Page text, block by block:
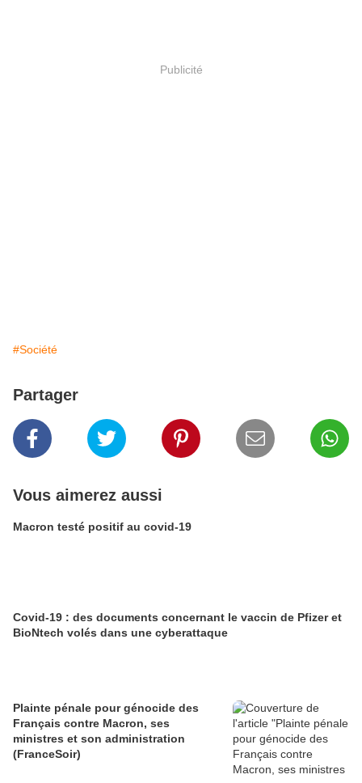
Publicité
#Société
Partager
Vous aimerez aussi
Macron testé positif au covid-19
Covid-19 : des documents concernant le vaccin de Pfizer et
BioNtech volés dans une cyberattaque
Plainte pénale pour génocide des
Français contre Macron, ses
ministres et son administration
(FranceSoir)